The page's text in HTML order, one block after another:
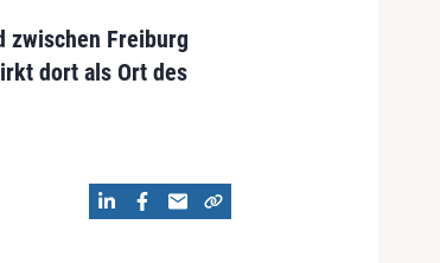
zwischen Freiburg
dort als Ort des